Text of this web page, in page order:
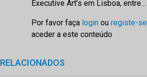
Executive Art’s em Lisboa, entre…
Por favor faça login ou registe-se
aceder a este conteúdo
RELACIONADOS